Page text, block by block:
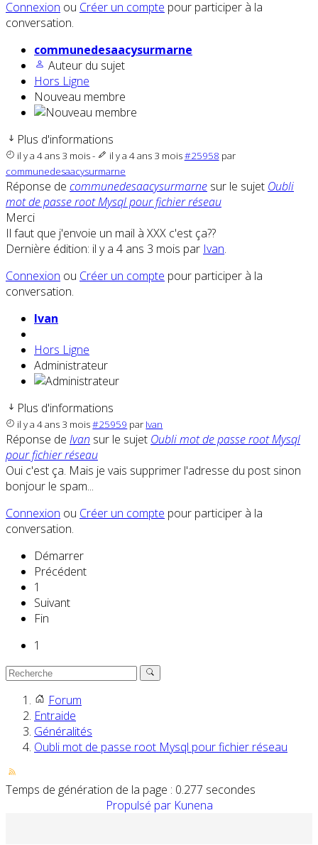
Connexion ou Créer un compte pour participer à la
conversation.
communedesaacysurmarne
Auteur du sujet
Hors Ligne
Nouveau membre
Plus d'informations
il y a 4 ans 3 mois- il y a 4 ans 3 mois#25958 par
communedesaacysurmarne
Réponse de communedesaacysurmarne sur le sujet Oubli
mot de passe root Mysql pour fichier réseau
Merci
Il faut que j'envoie un mail à XXX c'est ça??
Dernière édition: il y a 4 ans 3 mois par Ivan.
Connexion ou Créer un compte pour participer à la
conversation.
Ivan
Hors Ligne
Administrateur
Plus d'informations
il y a 4 ans 3 mois#25959 par Ivan
Réponse de Ivan sur le sujet Oubli mot de passe root Mysql
pour fichier réseau
Oui c'est ça. Mais je vais supprimer l'adresse du post sinon
bonjour le spam...
Connexion ou Créer un compte pour participer à la
conversation.
Démarrer
Précédent
1
Suivant
Fin
1
Forum
Entraide
Généralités
Oubli mot de passe root Mysql pour fichier réseau
Temps de génération de la page : 0.277 secondes
Propulsé par Kunena